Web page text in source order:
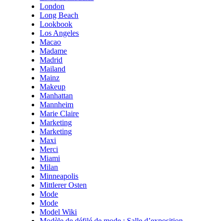
London
Long Beach
Lookbook
Los Angeles
Macao
Madame
Madrid
Mailand
Mainz
Makeup
Manhattan
Mannheim
Marie Claire
Marketing
Marketing
Maxi
Merci
Miami
Milan
Minneapolis
Mittlerer Osten
Mode
Mode
Model Wiki